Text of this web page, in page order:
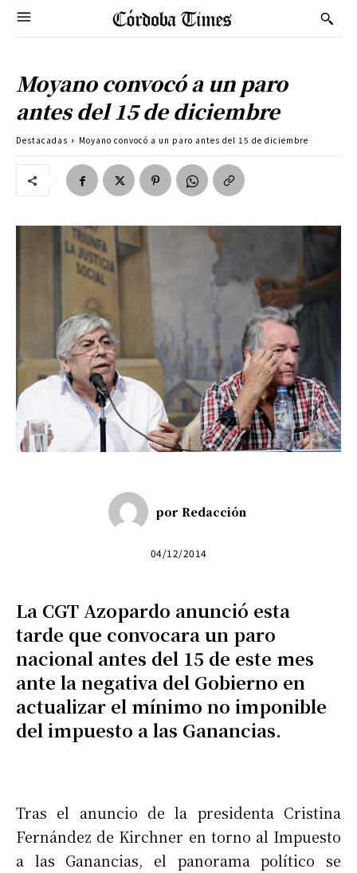
Moyano convocó a un paro
antes del 15 de diciembre
Destacadas Moyano convocó a un paro antes del 15 de diciembre
por Redacción
04/12/2014
La CGT Azopardo anunció esta
tarde que convocara un paro
nacional antes del 15 de este mes
ante la negativa del Gobierno en
actualizar el mínimo no imponible
del impuesto a las Ganancias.
Tras el anuncio de la presidenta Cristina
Fernández de Kirchner en torno al Impuesto
a las Ganancias, el panorama político se